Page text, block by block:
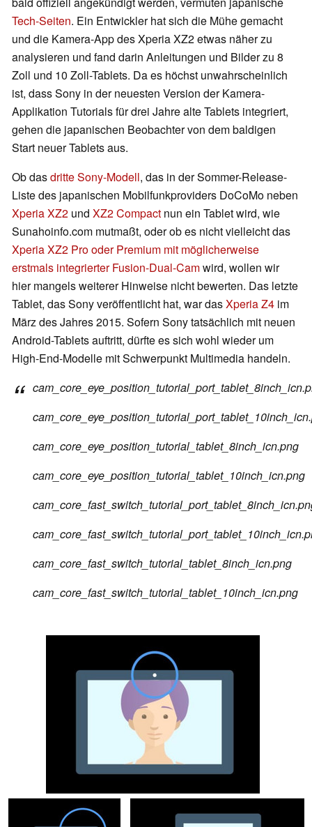
Tech-Seiten. Ein Entwickler hat sich die Mühe gemacht
und die Kamera-App des Xperia XZ2 etwas näher zu
analysieren und fand darin Anleitungen und Bilder zu 8
Zoll und 10 Zoll-Tablets. Da es höchst unwahrscheinlich
ist, dass Sony in der neuesten Version der Kamera-
Applikation Tutorials für drei Jahre alte Tablets integriert,
gehen die japanischen Beobachter von dem baldigen
Start neuer Tablets aus.
Ob dasdritte Sony-Modell, das in der Sommer-Release-
Liste des japanischen Mobilfunkproviders DoCoMo neben
Xperia XZ2 und XZ2 Compact nun ein Tablet wird, wie
Sunahoinfo.com mutmaßt, oder ob es nicht vielleicht das
Xperia XZ2 Pro oder Premium mit möglicherweise
erstmals integrierter Fusion-Dual-Camwird, wollen wir
hier mangels weiterer Hinweise nicht bewerten. Das letzte
Tablet, das Sony veröffentlicht hat, war dasXperia Z4 im
März des Jahres 2015. Sofern Sony tatsächlich mit neuen
Android-Tablets auftritt, dürfte es sich wohl wieder um
High-End-Modelle mit Schwerpunkt Multimedia handeln.
cam_core_eye_position_tutorial_tablet_8inch_icn.png
cam_core_eye_position_tutorial_tablet_10inch_icn.png
cam_core_fast_switch_tutorial_tablet_8inch_icn.png
cam_core_fast_switch_tutorial_tablet_10inch_icn.png